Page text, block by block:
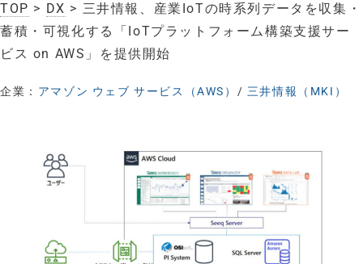
TOP > DX > 三井情報、産業IoTの時系列データを収集・
蓄積・可視化する「IoTプラットフォーム構築支援サー
ビス on AWS」を提供開始
企業： アマゾン ウェブ サービス（AWS） / 三井情報（MKI）